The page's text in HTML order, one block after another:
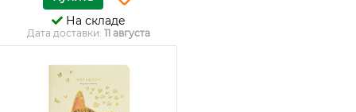
На складе
Дата доставки: 11 августа